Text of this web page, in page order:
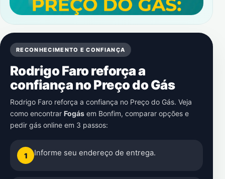
RECONHECIMENTO E CONFIANÇA
Rodrigo Faro reforça a
confiança no Preço do Gás
Rodrigo Faro reforça a confiança no Preço do Gás. Veja
como encontrar Fogás em Bonfim, comparar opções e
pedir gás online em 3 passos:
1 Informe seu endereço de entrega.